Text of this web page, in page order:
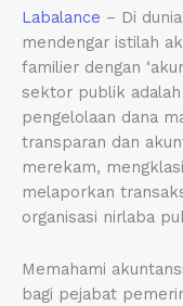
Labalance – Di
mendengar istilah
familier dengan
sektor publik
pengelolaan dana
transparan dan
merekam,
melaporkan
organisasi nirlaba
Memahami
bagi pejabat